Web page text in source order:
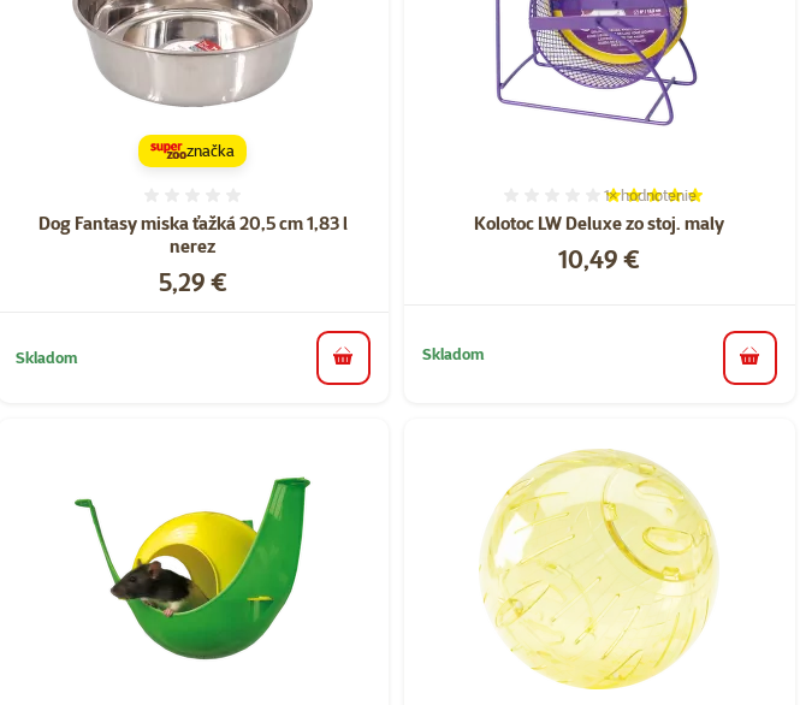
Dog Fantasy miska ťažká 20,5 cm 1,83 l
nerez
Cena
5,29 €
značka
Skladom do košíka
Kolotoc LW Deluxe zo stoj. maly
Hodnotenie 100%, počet
1×hodnotenie
Cena
10,49 €
Skladom
do